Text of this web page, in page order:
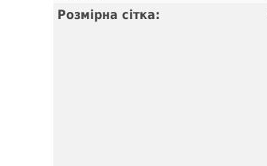
Розмірна сітка: